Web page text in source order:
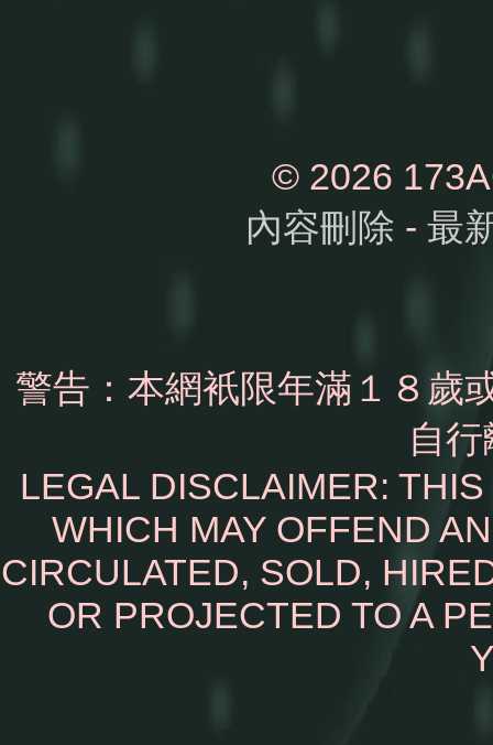
© 2026
內容刪除 - 最
警告：本網衹限年滿１８歲
自
LEGAL DISCLAIMER:
WHICH MAY OFFEND
CIRCULATED, SOLD,
OR PROJECTED TO A